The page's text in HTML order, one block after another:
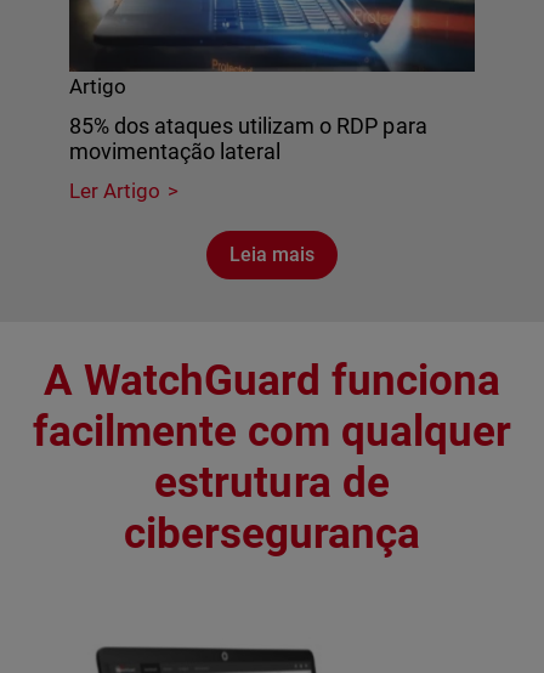
Artigo
85% dos ataques utilizam o RDP para
movimentação lateral
Ler Artigo
Leia mais
A WatchGuard funciona
facilmente com qualquer
estrutura de
cibersegurança